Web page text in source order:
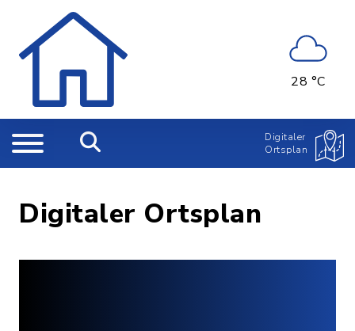
28 °C
Digitaler
Ortsplan
Digitaler Ortsplan